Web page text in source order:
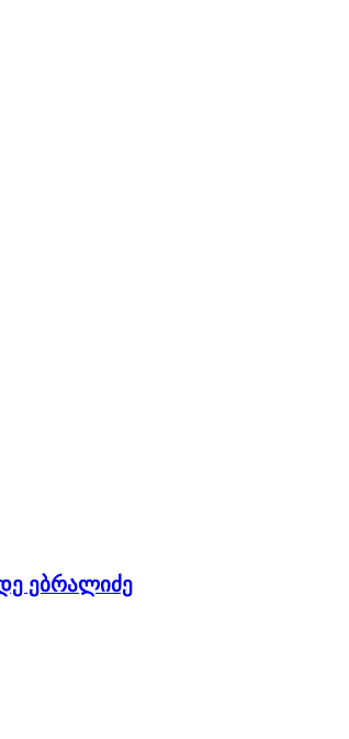
ებრალიძე